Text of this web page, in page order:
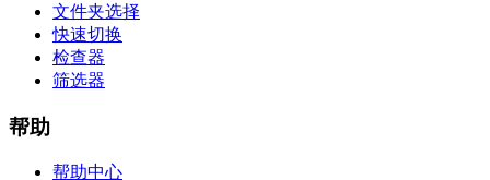
文件夹选择
快速切换
检查器
筛选器
帮助
帮助中心